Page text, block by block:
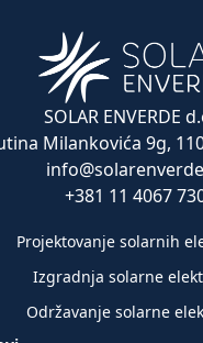
SOLAR ENVERDE
Milankovića 9g,
+381 11 4067
Projektovanje solarnih
Izgradnja solarne
Održavanje solarne